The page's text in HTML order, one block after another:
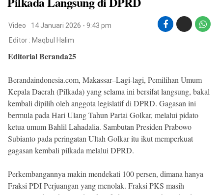
Beranda
All
Reserved
Video
14 Januari 2026 - 9:43 pm
Editor : Maqbul Halim
Editorial Beranda25
Berandaindonesia.com, Makassar–Lagi-lagi, Pemilihan Umum
Kepala Daerah (Pilkada) yang selama ini bersifat langsung, bakal
kembali dipilih oleh anggota legislatif di DPRD. Gagasan ini
bermula pada Hari Ulang Tahun Partai Golkar, melalui pidato
ketua umum Bahlil Lahadalia. Sambutan Presiden Prabowo
Subianto pada peringatan Ultah Golkar itu ikut memperkuat
gagasan kembali pilkada melalui DPRD.
Perkembangannya makin mendekati 100 persen, dimana hanya
Fraksi PDI Perjuangan yang menolak. Fraksi PKS masih